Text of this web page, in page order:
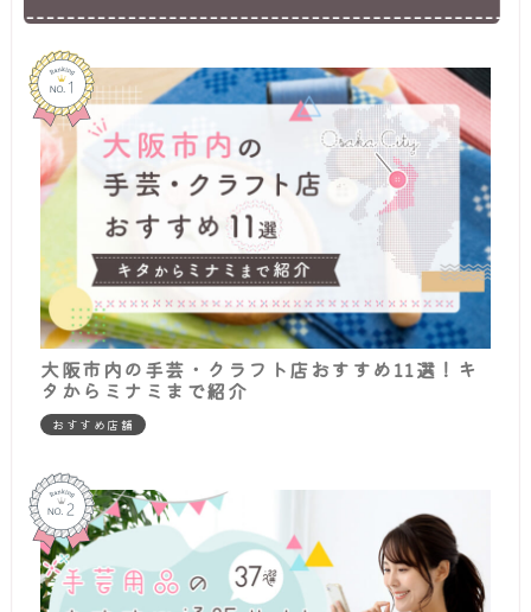
大阪市内の手芸・クラフト店おすすめ11選！キ
タからミナミまで紹介
おすすめ店舗